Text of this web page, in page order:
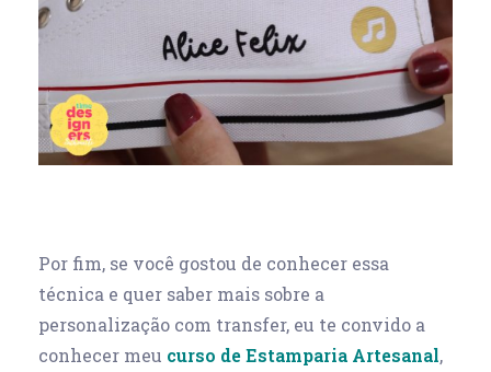
Por fim, se você gostou de conhecer essa
técnica e quer saber mais sobre a
personalização com transfer, eu te convido a
conhecer meu curso de Estamparia Artesanal,